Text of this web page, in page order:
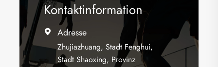
Kontaktinformation
 Adresse
Zhujiazhuang, Stadt Fenghui,
Stadt Shaoxing, Provinz